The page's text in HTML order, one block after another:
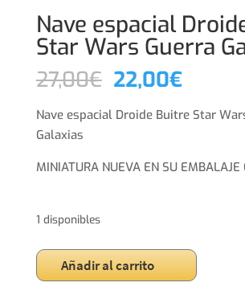
Nave espacial
Star Wars Guerra
27,00€ El
original
27,00€.
22,00€El
actual
Nave espacial Droide Buitre Star
Galaxias
MINIATURA NUEVA EN SU EMBALAJE
1 disponibles
Nave
espacial
Añadir al carrito